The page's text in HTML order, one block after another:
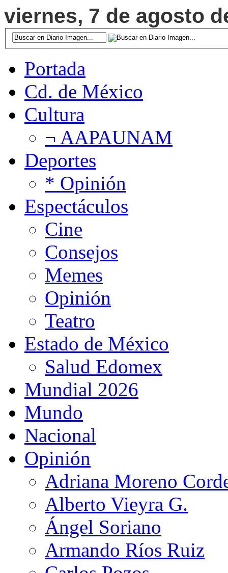
viernes, 7 de agosto
Portada
Cd. de México
Cultura
¬ AAPAUNAM
Deportes
* Opinión
Espectáculos
Cine
Consejos
Memes
Opinión
Teatro
Estado de México
Salud Edomex
Mundial 2026
Mundo
Nacional
Opinión
Adriana Moreno
Alberto Vieyra G.
Ángel Soriano
Armando Ríos Ruiz